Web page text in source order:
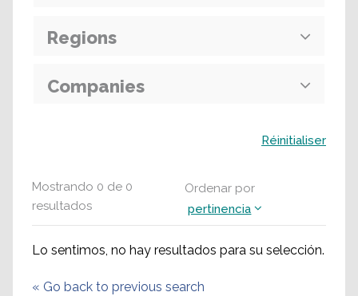
Mostrando 0 de 0
resultados
Ordenar por
pertinencia
Lo sentimos, no hay resultados para su selección.
« Go back to previous search
Regions
Companies
Réinitialiser